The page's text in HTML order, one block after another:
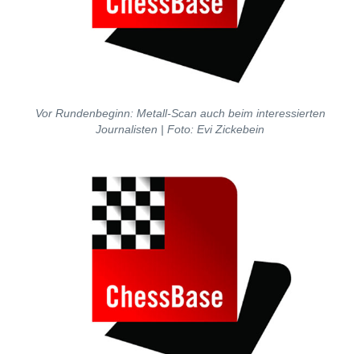
Vor Rundenbeginn: Metall-Scan auch beim interessierten
Journalisten | Foto: Evi Zickebein